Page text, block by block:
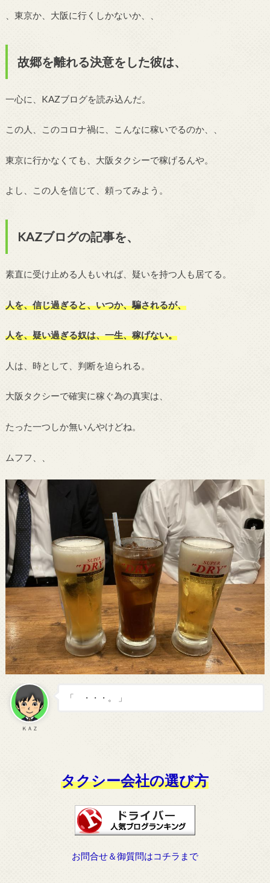
、東京か、大阪に行くしかないか、、
故郷を離れる決意をした彼は、
一心に、KAZブログを読み込んだ。
この人、このコロナ禍に、こんなに稼いでるのか、、
東京に行かなくても、大阪タクシーで稼げるんや。
よし、この人を信じて、頼ってみよう。
KAZブログの記事を、
素直に受け止める人もいれば、疑いを持つ人も居てる。
人を、信じ過ぎると、いつか、騙されるが、
人を、疑い過ぎる奴は、一生、稼げない。
人は、時として、判断を迫られる。
大阪タクシーで確実に稼ぐ為の真実は、
たった一つしか無いんやけどね。
ムフフ、、
ＫＡＺ
「 ・・・。 」
タクシー会社の選び方
お問合せ＆御質問はコチラまで